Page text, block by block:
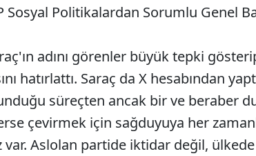
Sosyal Politikalardan Sorumlu Genel
adını görenler büyük tepki
hatırlattı. Saraç da X hesabından
süreçten ancak bir ve beraber
çevirmek için sağduyuya her
var. Aslolan partide iktidar değil,